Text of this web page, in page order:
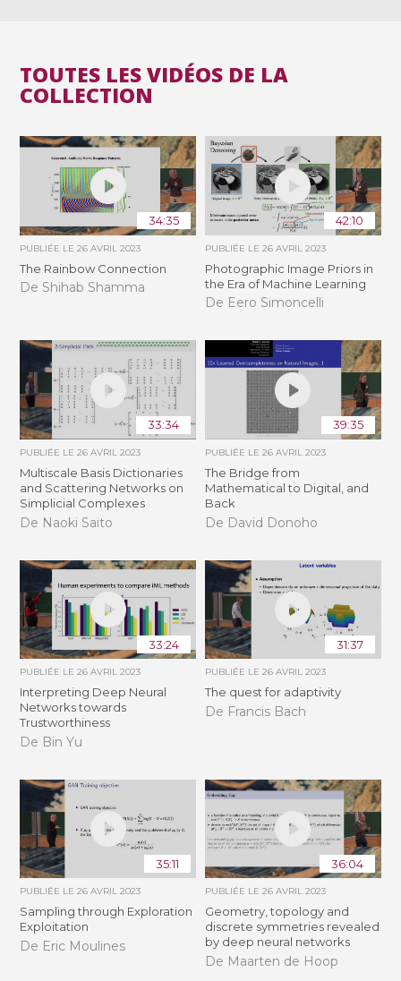
TOUTES LES VIDÉOS DE LA
COLLECTION
34:35
PUBLIÉE LE26 AVRIL 2023
The Rainbow Connection
De Shihab Shamma
42:10
PUBLIÉE LE 26 AVRIL 2023
Photographic Image Priors in
the Era of Machine Learning
De Eero Simoncelli
33:34
PUBLIÉE LE26 AVRIL 2023
Multiscale Basis Dictionaries
and Scattering Networks on
Simplicial Complexes
De Naoki Saito
39:35
PUBLIÉE LE 26 AVRIL 2023
The Bridge from
Mathematical to Digital, and
Back
De David Donoho
33:24
PUBLIÉE LE26 AVRIL 2023
Interpreting Deep Neural
Networks towards
Trustworthiness
De Bin Yu
31:37
PUBLIÉE LE 26 AVRIL 2023
The quest for adaptivity
De Francis Bach
35:11
PUBLIÉE LE26 AVRIL 2023
Sampling through Exploration
Exploitation
De Eric Moulines
36:04
PUBLIÉE LE 26 AVRIL 2023
Geometry, topology and
discrete symmetries revealed
by deep neural networks
De Maarten de Hoop